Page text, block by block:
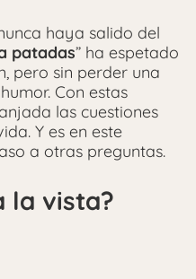
haya salido del
patadas” ha espetado
pero sin perder una
Con estas
las cuestiones
Y es en este
a otras preguntas.
la vista?